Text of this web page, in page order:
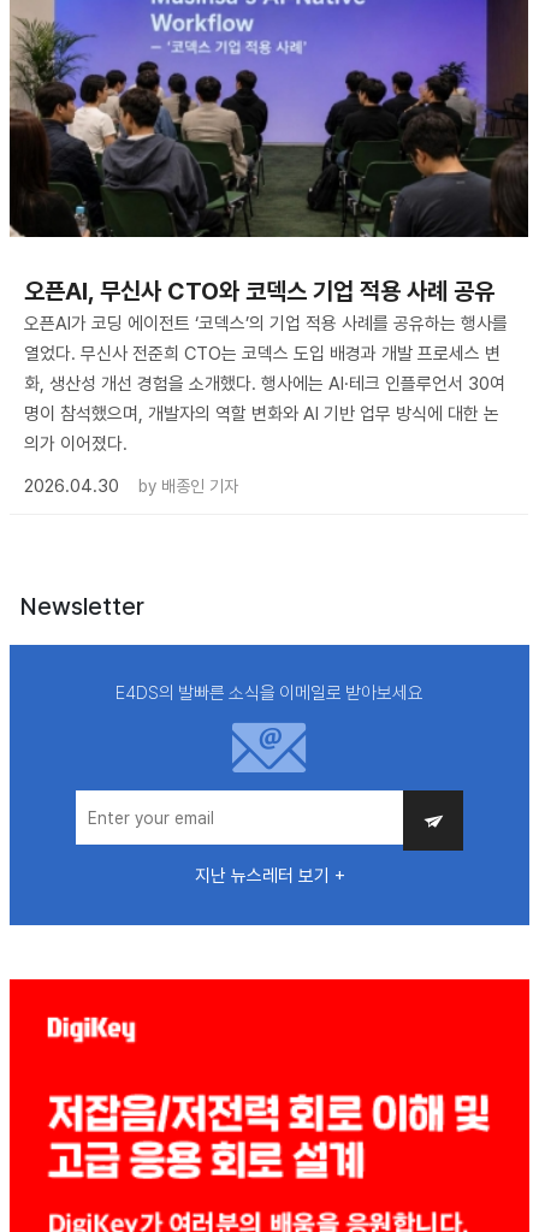
오픈AI, 무신사 CTO와 코덱스 기업 적용 사례 공유
오픈AI가 코딩 에이전트 ‘코덱스’의 기업 적용 사례를 공유하는 행사를
열었다. 무신사 전준희 CTO는 코덱스 도입 배경과 개발 프로세스 변
화, 생산성 개선 경험을 소개했다. 행사에는 AI·테크 인플루언서 30여
명이 참석했으며, 개발자의 역할 변화와 AI 기반 업무 방식에 대한 논
의가 이어졌다.
2026.04.30
by 배종인 기자
Newsletter
E4DS의 발빠른 소식을 이메일로 받아보세요
지난 뉴스레터 보기 +